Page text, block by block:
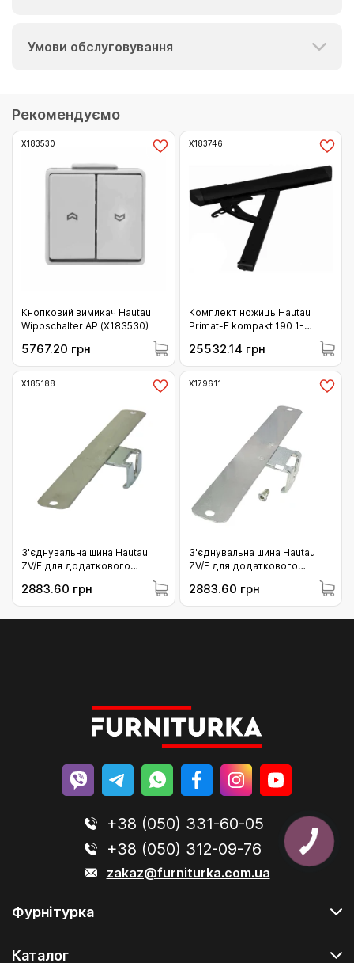
Умови обслуговування
Рекомендуємо
Х183530
Кнопковий вимикач Hautau
Wippschalter AP (Х183530)
5767.20 грн
Х183746
Комплект ножиць Hautau
Primat-E kompakt 190 1-
ножичний чорний (Х183746)
25532.14 грн
Х185188
З'єднувальна шина Hautau
ZV/F для додаткового
11.5 мм (Х185188)
2883.60 грн
Х179611
З'єднувальна шина Hautau
ZV/F для додаткового
фальцевого запору розмір
9.5 мм (Х179611)
2883.60 грн
+38 (050) 331-60-05
+38 (050) 312-09-76
zakaz@furniturka.com.ua
Фурнітурка
Каталог